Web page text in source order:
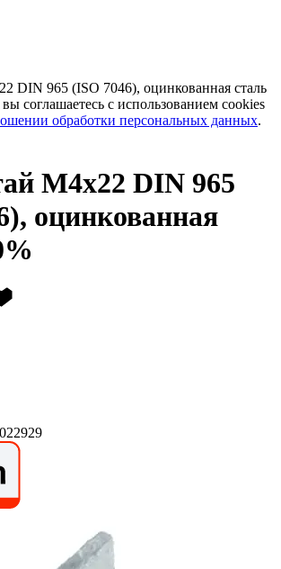
DIN 965 (ISO 7046), оцинкованная сталь
соглашаетесь с использованием cookies
обработки персональных данных.
М4х22 DIN 965
оцинкованная